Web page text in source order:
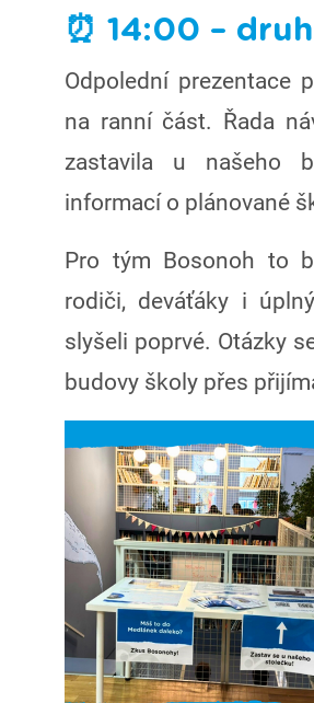
⏰ 14:00 –
Odpolední prezentace
na ranní část. Řada
zastavila u našeho
informací o plánované
Pro tým Bosonoh to
rodiči, deváťáky i
slyšeli poprvé. Otázky
budovy školy přes